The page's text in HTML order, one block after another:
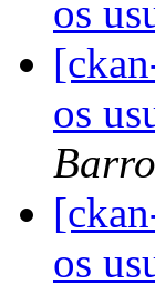
os
os
os